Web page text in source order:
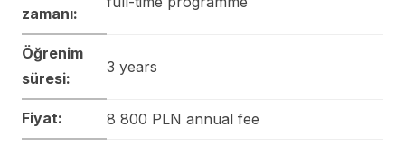
zamanı:
Öğrenim
süresi:
3 years
Fiyat: 8 800 PLN annual fee